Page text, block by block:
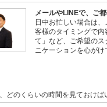
メールやLINEで、ご
日中お忙しい場合は
客様のタイミングで
て」など、ご希望の
ニケーションを心が
どのくらいの時間を見ておけば